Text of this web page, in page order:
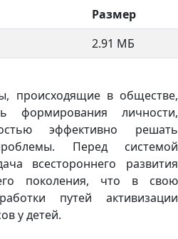
Размер
2.91 МБ
происходящие в обществе,
формирования личности,
эффективно решать
Перед системой
всестороннего развития
поколения, что в свою
путей активизации
у детей.